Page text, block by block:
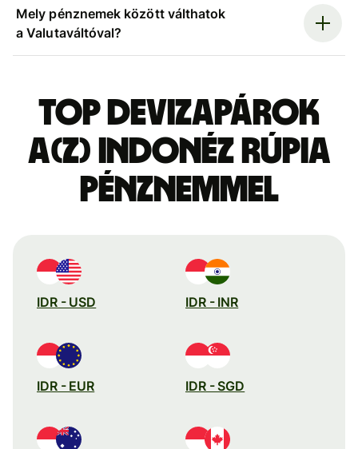
Mely pénznemek között válthatok
a Valutaváltóval?
Top devizapárok
a(z) indonéz rúpia
pénznemmel
IDR - USD IDR - INR
IDR - EUR IDR - SGD